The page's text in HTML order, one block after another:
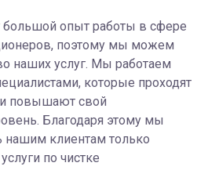
опыт работы в сфере
поэтому мы можем
наших услуг. Мы работаем
которые проходят
и повышают свой
Благодаря этому мы
клиентам только
по чистке